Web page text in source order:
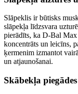
Slāpeklis ir būtisks
slāpekļa līdzsvara
pierādīts, ka D-Bal Max
koncentrāts un leicīns,
ķermenim izmantot
un atjaunošanai.
Skābekļa